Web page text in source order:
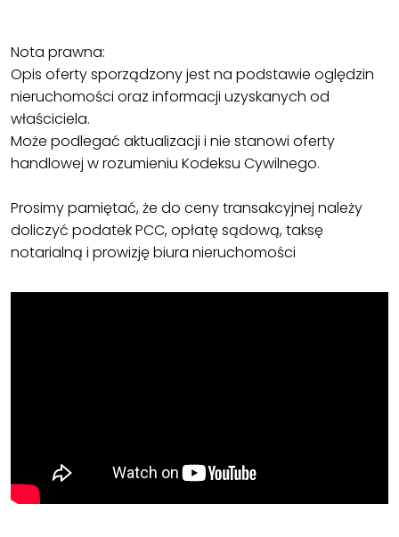
Nota prawna:
Opis oferty sporządzony jest na podstawie oględzin
nieruchomości oraz informacji uzyskanych od
właściciela.
Może podlegać aktualizacji i nie stanowi oferty
handlowej w rozumieniu Kodeksu Cywilnego.
Prosimy pamiętać, że do ceny transakcyjnej należy
doliczyć podatek PCC, opłatę sądową, taksę
notarialną i prowizję biura nieruchomości